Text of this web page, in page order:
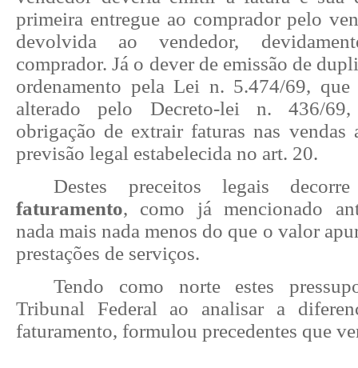
primeira entregue ao comprador pelo
devolvida ao vendedor,
comprador. Já o dever de emissão de
ordenamento pela Lei n. 5.474/69,
alterado pelo Decreto-lei n. 436/69,
obrigação de extrair faturas nas vendas
previsão legal estabelecida no art. 20.
Destes preceitos legais
faturamento, como já mencionado
nada mais nada menos do que o valor
prestações de serviços.
Tendo como norte estes
Tribunal Federal ao analisar a
faturamento, formulou precedentes que